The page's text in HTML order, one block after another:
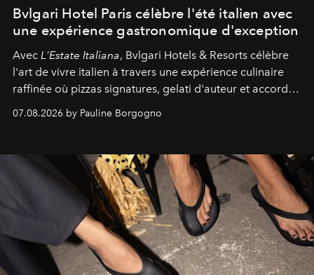
Bvlgari Hotel Paris célèbre l'été italien avec
une expérience gastronomique d'exception
Avec L'Estate Italiana, Bvlgari Hotels & Resorts célèbre
l'art de vivre italien à travers une expérience culinaire
raffinée où pizzas signatures, gelati d'auteur et accords
d'exception composent un véritable voyage sensoriel.
07.08.2026 by Pauline Borgogno